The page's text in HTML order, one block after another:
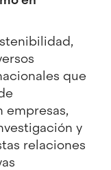
que
empresas,
y
relaciones